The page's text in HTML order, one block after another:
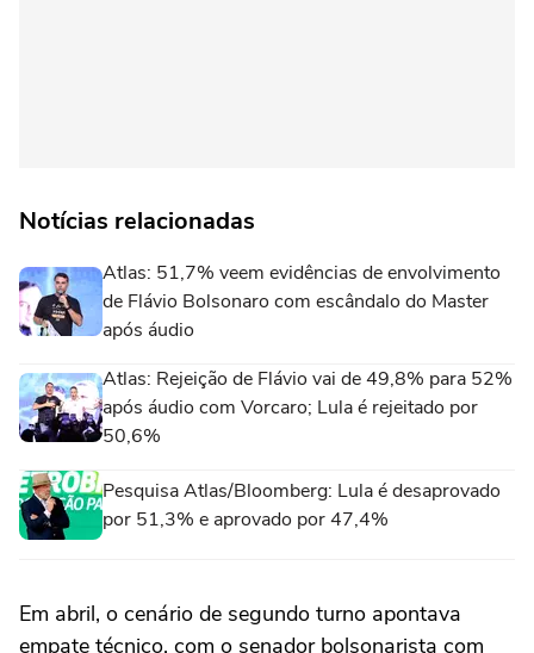
Notícias relacionadas
Atlas: 51,7% veem evidências de envolvimento
de Flávio Bolsonaro com escândalo do Master
após áudio
Atlas: Rejeição de Flávio vai de 49,8% para 52%
após áudio com Vorcaro; Lula é rejeitado por
50,6%
Pesquisa Atlas/Bloomberg: Lula é desaprovado
por 51,3% e aprovado por 47,4%
Em abril, o cenário de segundo turno apontava
empate técnico, com o senador bolsonarista com